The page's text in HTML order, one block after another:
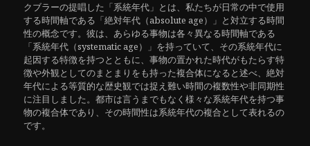
クブラーの提唱した「系統年代」とは、私たちが日常の中で使用
する時間軸である「絶対年代（absolute age）」と対立する時間
性の概念です。彼は、あらゆる事物は各々異なる時間軸である
「系統年代（systematic age）」を持っていて、その系統年代に
起因する特徴を持つとともに、事物の置かれた時代がもたらす特
徴や外観としてのまとまりをも持った複合体になると述べ、絶対
年代による等質的な歴史観では捉え難い時間の複数性や非同期性
に注目しました。都市は言うまでもなく様々な系統年代を持つ事
物の複合体であり、その時間性は系統年代の複合として表れるの
です。